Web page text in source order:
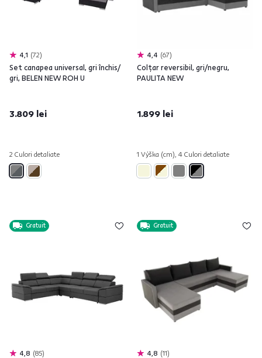
4,1 72
Set canapea universal, gri închis/
gri, BELEN NEW ROH U
3.809 lei
2 Culori detaliate
4,4 67
Colţar reversibil, gri/negru,
PAULITA NEW
1.899 lei
1 Výška (cm), 4 Culori detaliate
Gratuit
4,8 85
Gratuit
4,8 11